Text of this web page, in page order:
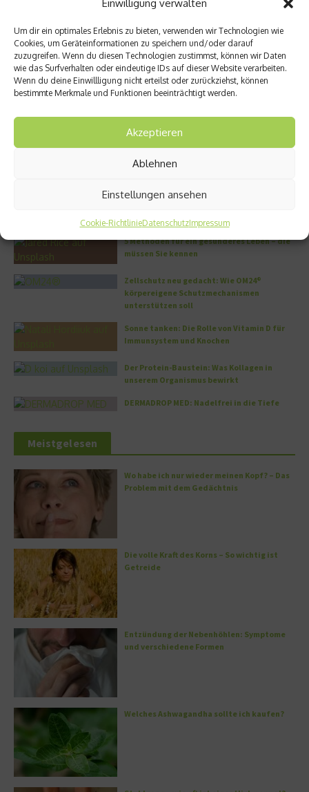
Einwilligung verwalten
Um dir ein optimales Erlebnis zu bieten, verwenden wir Technologien wie
Cookies, um Geräteinformationen zu speichern und/oder darauf
zuzugreifen. Wenn du diesen Technologien zustimmst, können wir Daten
wie das Surfverhalten oder eindeutige IDs auf dieser Website verarbeiten.
Wenn du deine Einwillligung nicht erteilst oder zurückziehst, können
bestimmte Merkmale und Funktionen beeinträchtigt werden.
Akzeptieren
Ablehnen
Einstellungen ansehen
Cookie-RichtlinieDatenschutzImpressum
kybun Joya eröffnet Flagship
Store in Münchens Nobelmeile
Gesundheitsmanagement:
Auszeichnung für move UP
17. Februar 2022
5 Methoden für ein gesünderes Leben – die
müssen Sie kennen
Zellschutz neu gedacht: Wie OM24®
körpereigene Schutzmechanismen
unterstützen soll
Sonne tanken: Die Rolle von Vitamin D für
Immunsystem und Knochen
Der Protein-Baustein: Was Kollagen in
unserem Organismus bewirkt
DERMADROP MED: Nadelfrei in die Tiefe
Meistgelesen
Wo habe ich nur wieder meinen Kopf? – Das
Problem mit dem Gedächtnis
Die volle Kraft des Korns – So wichtig ist
Getreide
Entzündung der Nebenhöhlen: Symptome
und verschiedene Formen
Welches Ashwagandha sollte ich kaufen?